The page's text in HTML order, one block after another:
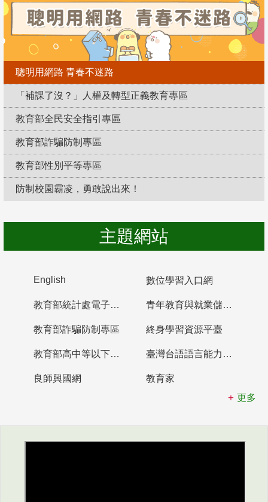
聰明用網路 青春不迷路
「補課了沒？」人權及轉型正義教育專區
教育部全民安全指引專區
教育部詐騙防制專區
教育部性別平等專區
防制校園霸凌，勇敢說出來！
主題網站
English 數位學習入口網
教育部統計處電子書櫃 青年教育與就業儲蓄帳戶
教育部詐騙防制專區 終身學習資源平臺
教育部高中等以下學校及幼兒園教師資格檢定考試 臺灣台語語言能力認證網站
良師興國網
教育家
更多